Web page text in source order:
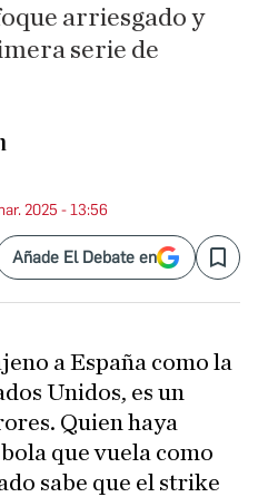
arriesgado y
serie de
2025 - 13:56
Añade El Debate en Save
a España como la
Unidos, es un
Quien haya
que vuela como
sabe que el strike